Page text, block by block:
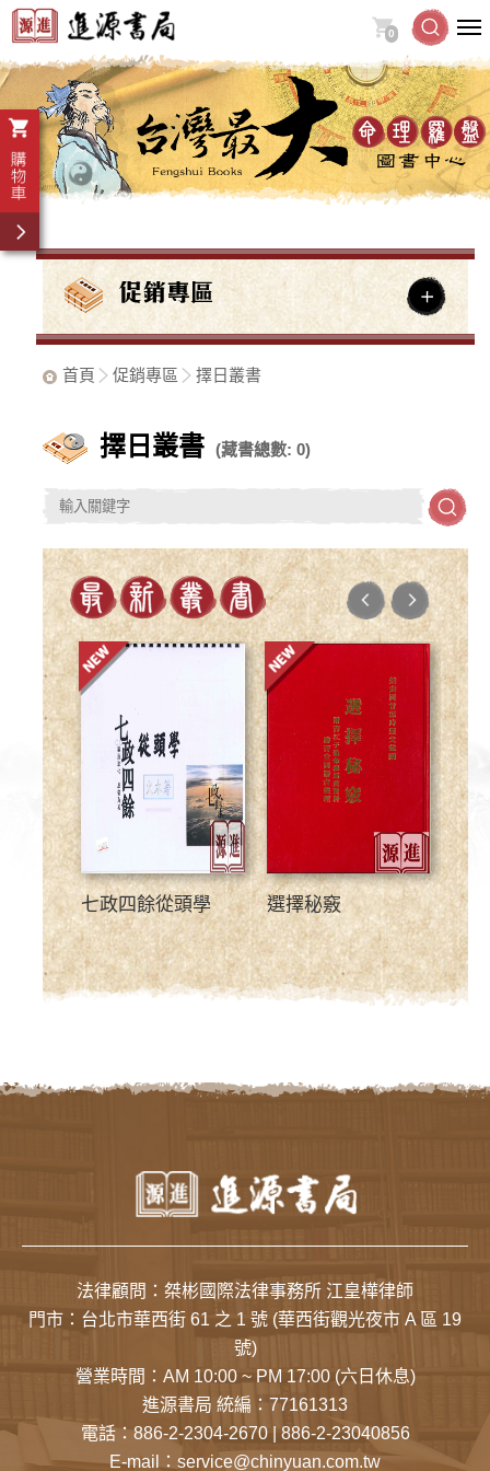
0
首頁 促銷專區 擇日叢書
擇日叢書 (藏書總數: 0)
七政四餘從頭學 選擇秘竅
通
林
本)
法律顧問：桀彬國際法律事務所 江皇樺律師
門市： 台北市華西街 61 之 1 號 (華西街觀光夜市 A 區 19
號)
營業時間：AM 10:00 ~ PM 17:00 (六日休息)
進源書局 統編：77161313
電話： 886-2-2304-2670|886-2-23040856
E-mail： service@chinyuan.com.tw